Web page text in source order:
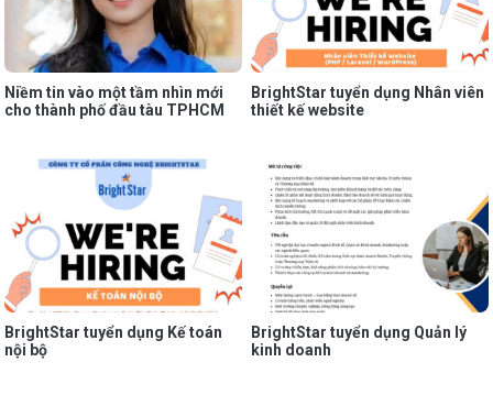
Niềm tin vào một tầm nhìn mới
cho thành phố đầu tàu TPHCM
BrightStar tuyển dụng Nhân viên
thiết kế website
BrightStar tuyển dụng Kế toán
nội bộ
BrightStar tuyển dụng Quản lý
kinh doanh